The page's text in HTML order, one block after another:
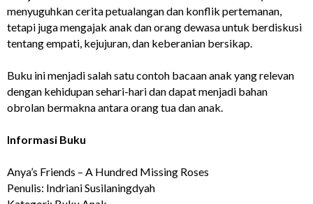
menyuguhkan cerita petualangan dan konflik pertemanan,
tetapi juga mengajak anak dan orang dewasa untuk berdiskusi
tentang empati, kejujuran, dan keberanian bersikap.
Buku ini menjadi salah satu contoh bacaan anak yang relevan
dengan kehidupan sehari-hari dan dapat menjadi bahan
obrolan bermakna antara orang tua dan anak.
Informasi Buku
Anya’s Friends – A Hundred Missing Roses
Penulis: Indriani Susilaningdyah